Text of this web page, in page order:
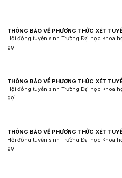
THÔNG BÁO VỀ PHƯƠNG THỨC XÉT
Hội đồng tuyển sinh Trường Đại học Khoa
gọi
THÔNG BÁO VỀ PHƯƠNG THỨC XÉT
Hội đồng tuyển sinh Trường Đại học Khoa
gọi
THÔNG BÁO VỀ PHƯƠNG THỨC XÉT
Hội đồng tuyển sinh Trường Đại học Khoa
gọi